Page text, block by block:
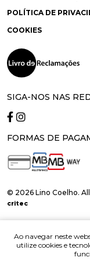
Ao navegar neste
utilize cookies e
POLÍTICA DE
COOKIES
SIGA-NOS NAS
FORMAS DE
© 2026 Lino Coelho.
critec